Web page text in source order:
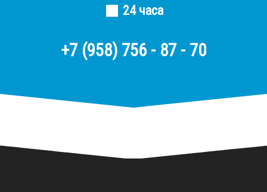
24 часа
+7 (958) 756 - 87 - 70